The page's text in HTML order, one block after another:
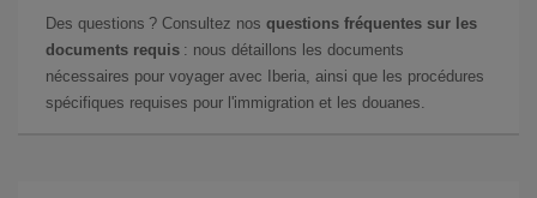
Des questions ? Consultez nos questions fréquentes sur les
documents requis : nous détaillons les documents
nécessaires pour voyager avec Iberia, ainsi que les procédures
spécifiques requises pour l'immigration et les douanes.